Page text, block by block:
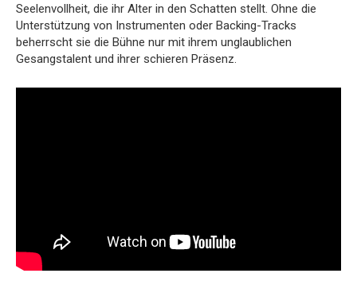
Seelenvollheit, die ihr Alter in den Schatten stellt. Ohne die
Unterstützung von Instrumenten oder Backing-Tracks
beherrscht sie die Bühne nur mit ihrem unglaublichen
Gesangstalent und ihrer schieren Präsenz.